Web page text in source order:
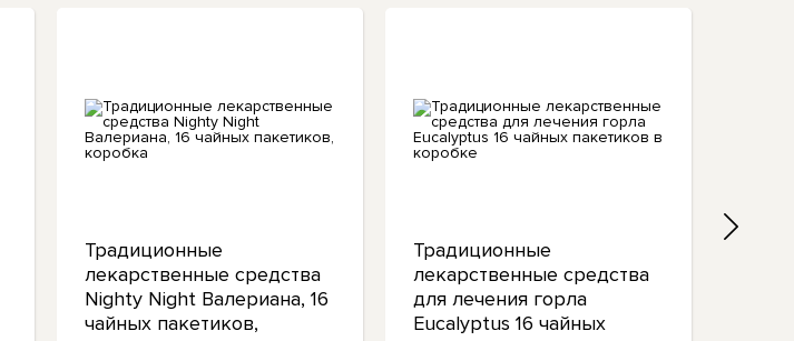
Традиционные
лекарственные средства
Nighty Night Валериана, 16
чайных пакетиков,
Традиционные
лекарственные средства
для лечения горла
Eucalyptus 16 чайных